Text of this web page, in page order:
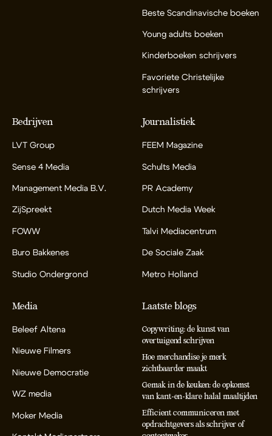
Beste Scandinavische boeken
Young adults boeken
Kinderboeken schrijvers
Favoriete Christelijke
schrijvers
Bedrijven
LVT Group
Sense 4 Media
Management Media B.V.
ZijSpreekt
FOWW
Buro Bakkenes
Studio Ondergrond
Journalistiek
FEEM Magazine
Schults Media
PR Academy
Dutch Media Week
Talvi Mediacentrum
De Sociale Zaak
Metro Holland
Media
Beleef Altena
Nieuwe Filmers
Nieuwe Democratie
WZ media
Moker Media
Laatste blogs
Copywriting: de kunst van
overtuigend schrijven
Hoe merchandise je merk
zichtbaarder maakt
Gemak in de keuken: de opkomst
van kant-en-klare halal maaltijden
Efficient communiceren met
opdrachtgevers als schrijver of